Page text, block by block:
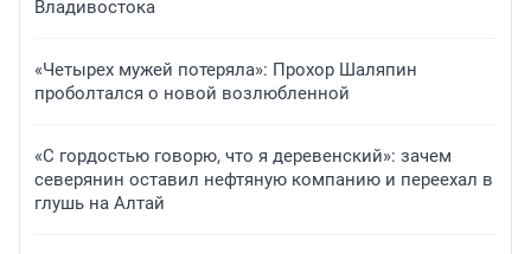
Владивостока
«Четырех мужей потеряла»: Прохор Шаляпин
проболтался о новой возлюбленной
«С гордостью говорю, что я деревенский»: зачем
северянин оставил нефтяную компанию и переехал в
глушь на Алтай